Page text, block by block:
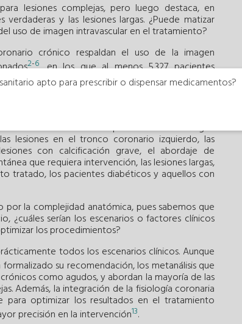
lesiones complejas, pero luego destaca, en
y las lesiones largas. ¿Puede matizar
uso de imagen intravascular en el tratamiento?
crónico respaldan el uso de la imagen
2-6, en los que al menos 5.327 pacientes
un tercio del total de los 15.964 pacientes
tronco común, infartos con y sin elevación del
con lesiones de menor complejidad. Con la
individuales— en los que el uso de imagen
lesiones en el tronco coronario izquierdo, las
con calcificación grave, el abordaje de
que requiera intervención, las lesiones largas,
tratado, los pacientes diabéticos y aquellos con
la complejidad anatómica, pues sabemos que
¿cuáles serían los escenarios o factores clínicos
los procedimientos?
todos los escenarios clínicos. Aunque
formalizado su recomendación, los metanálisis que
como agudos, y abordan la mayoría de las
Además, la integración de la fisiología coronaria
optimizar los resultados en el tratamiento
precisión en la intervención13.
apto para prescribir o dispensar medicamentos?